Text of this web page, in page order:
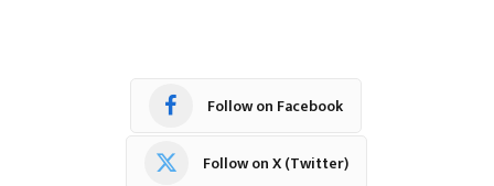
Follow on Facebook
Follow on X (Twitter)